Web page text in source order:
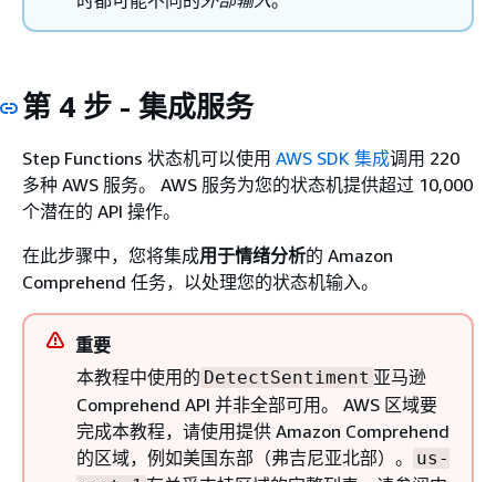
第 4 步 - 集成服务
Step Functions 状态机可以使用 AWS SDK 集成调用 220
多种 AWS 服务。 AWS 服务为您的状态机提供超过 10,000
个潜在的 API 操作。
在此步骤中，您将集成用于情绪分析的 Amazon
Comprehend 任务，以处理您的状态机输入。
重要
本教程中使用的 DetectSentiment 亚马逊
Comprehend API 并非全部可用。 AWS 区域要
完成本教程，请使用提供 Amazon Comprehend
的区域，例如美国东部（弗吉尼亚北部）。
us-